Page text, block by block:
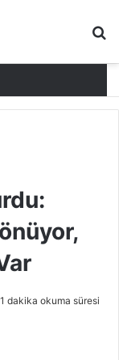
1 dakika okuma süresi